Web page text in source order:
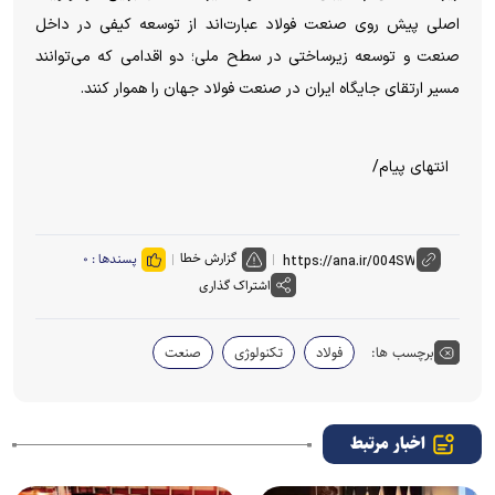
اصلی پیش روی صنعت فولاد عبارت‌اند از توسعه کیفی در داخل
صنعت و توسعه زیرساختی در سطح ملی؛ دو اقدامی که می‌توانند
مسیر ارتقای جایگاه ایران در صنعت فولاد جهان را هموار کنند.
انتهای پیام/
گزارش خطا پسندها : ۰
اشتراک گذاری
برچسب ها: فولاد تکنولوژی صنعت
اخبار مرتبط